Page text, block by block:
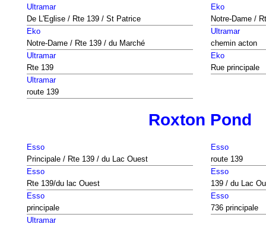
Ultramar
De L'Eglise / Rte 139 / St Patrice
Eko
Notre-Dame /
Eko
Notre-Dame / Rte 139 / du Marché
Ultramar
chemin acton
Ultramar
Rte 139
Eko
Rue principale
Ultramar
route 139
Roxton Pond
Esso
Principale / Rte 139 / du Lac Ouest
Esso
route 139
Esso
Rte 139/du lac Ouest
Esso
139 / du Lac
Esso
principale
Esso
736 principale
Ultramar